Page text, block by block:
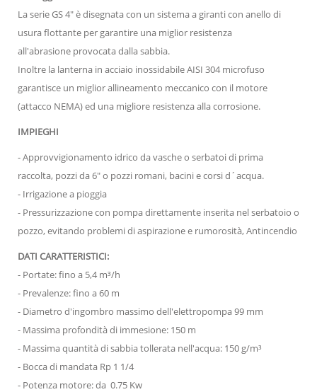
La serie GS 4" è disegnata con un sistema a giranti con anello di
usura flottante per garantire una miglior resistenza
all'abrasione provocata dalla sabbia.
Inoltre la lanterna in acciaio inossidabile AISI 304 microfuso
garantisce un miglior allineamento meccanico con il motore
(attacco NEMA) ed una migliore resistenza alla corrosione.
IMPIEGHI
- Approvvigionamento idrico da vasche o serbatoi di prima
raccolta, pozzi da 6" o pozzi romani, bacini e corsi d´acqua.
- Irrigazione a pioggia
- Pressurizzazione con pompa direttamente inserita nel serbatoio o
pozzo, evitando problemi di aspirazione e rumorosità, Antincendio
DATI CARATTERISTICI:
- Portate: fino a 5,4 m³/h
- Prevalenze: fino a 60 m
- Diametro d'ingombro massimo dell'elettropompa 99 mm
- Massima profondità di immesione: 150 m
- Massima quantità di sabbia tollerata nell'acqua: 150 g/m³
- Bocca di mandata Rp 1 1/4
- Potenza motore: da 0.75 Kw